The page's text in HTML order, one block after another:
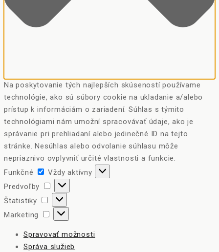
Na poskytovanie tých najlepších skúseností používame
technológie, ako sú súbory cookie na ukladanie a/alebo
prístup k informáciám o zariadení. Súhlas s týmito
technológiami nám umožní spracovávať údaje, ako je
správanie pri prehliadaní alebo jedinečné ID na tejto
stránke. Nesúhlas alebo odvolanie súhlasu môže
nepriaznivo ovplyvniť určité vlastnosti a funkcie.
Funkčné
Funkčné
Vždy aktívny
Predvoľby
Predvoľby
Štatistiky
Štatistiky
Marketing
Marketing
Spravovať možnosti
Správa služieb